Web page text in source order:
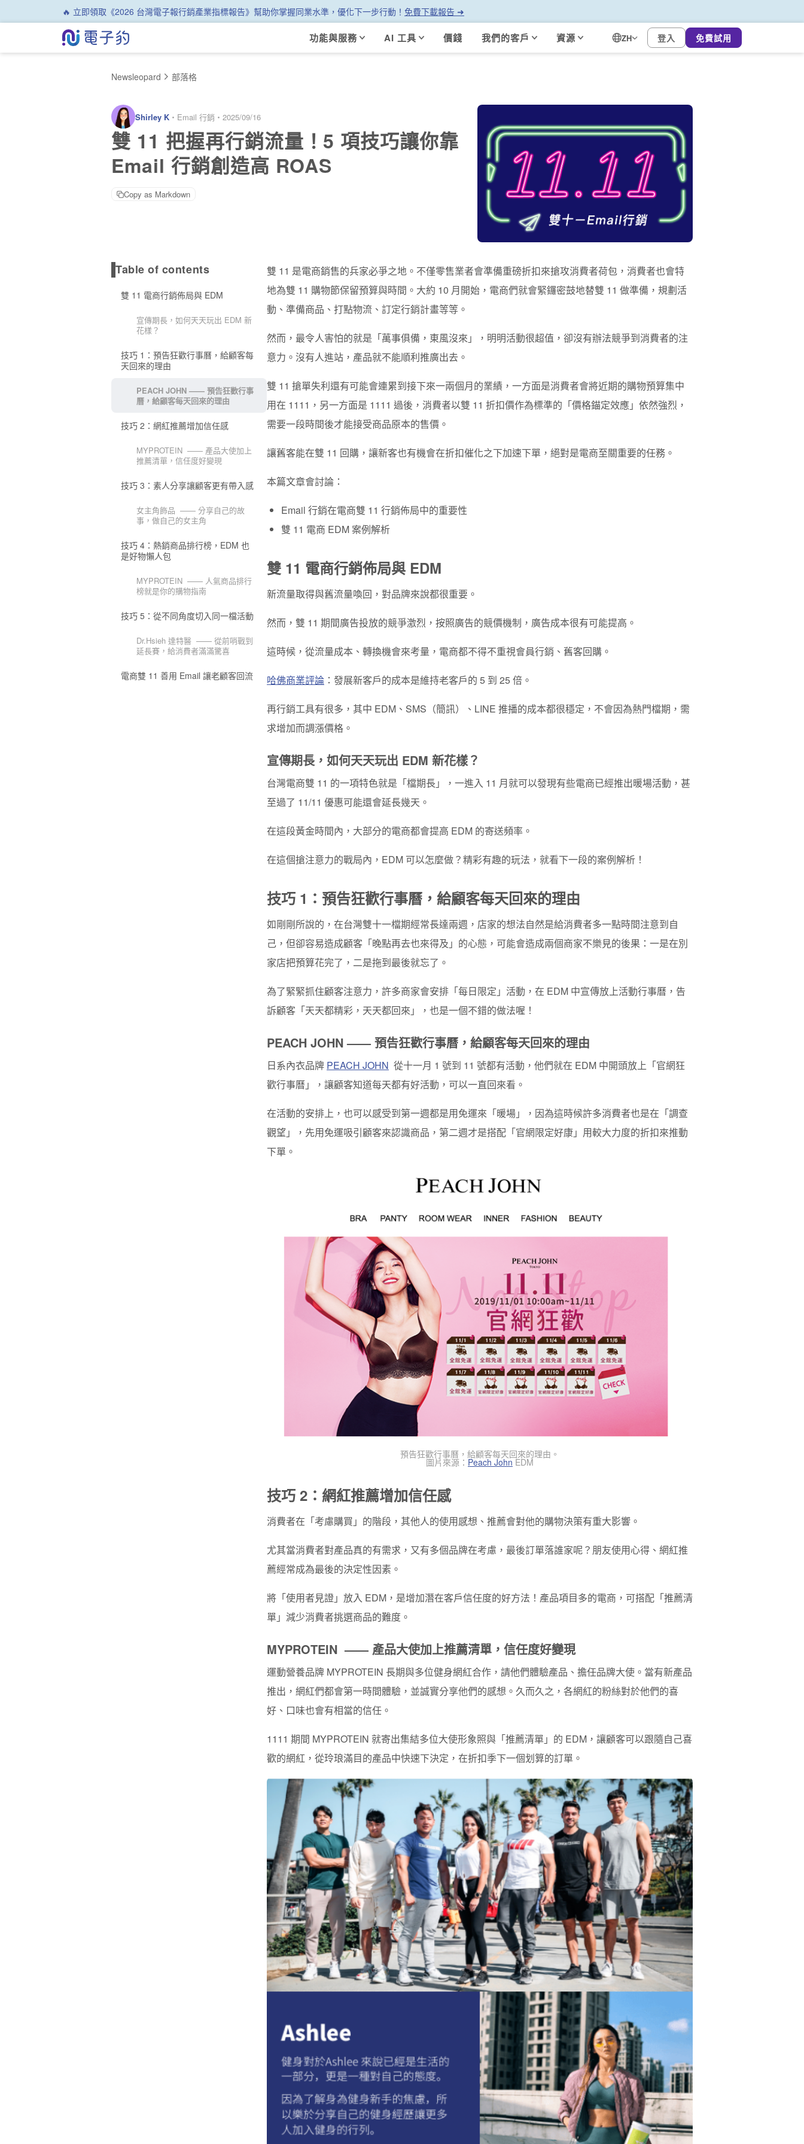
🔥 立即領取《2026 台灣電子報行銷產業指標報告》幫助你掌握同業水準，優化下一步行動！ 免費下載報告 ➜
功能與服務 AI 工具 價錢 我們的客戶 資源 ZH 登入 免費試用
Newsleopard 部落格
Shirley K ・ Email 行銷 ・ 2025/09/16
雙 11 把握再行銷流量！5 項技巧讓你靠
Email 行銷創造高 ROAS
Copy as Markdown
Table of contents
雙 11 電商行銷佈局與 EDM
宣傳期長，如何天天玩出 EDM 新
花樣？
技巧 1：預告狂歡行事曆，給顧客每
天回來的理由
PEACH JOHN —— 預告狂歡行事
曆，給顧客每天回來的理由
技巧 2：網紅推薦增加信任感
MYPROTEIN —— 產品大使加上
推薦清單，信任度好變現
技巧 3：素人分享讓顧客更有帶入感
女主角飾品 —— 分享自己的故
事，做自己的女主角
技巧 4：熱銷商品排行榜，EDM 也
是好物懶人包
MYPROTEIN —— 人氣商品排行
榜就是你的購物指南
技巧 5：從不同角度切入同一檔活動
Dr.Hsieh 達特醫 —— 從前哨戰到
延長賽，給消費者滿滿驚喜
電商雙 11 善用 Email 讓老顧客回流
雙 11 是電商銷售的兵家必爭之地。不僅零售業者會準備重磅折扣來搶攻消費者荷包，消費者也會特
地為雙 11 購物節保留預算與時間。大約 10 月開始，電商們就會緊鑼密鼓地替雙 11 做準備，規劃活
動、準備商品、打點物流、訂定行銷計畫等等。
然而，最令人害怕的就是「萬事俱備，東風沒來」，明明活動很超值，卻沒有辦法競爭到消費者的注
意力。沒有人進站，產品就不能順利推廣出去。
雙 11 搶單失利還有可能會連累到接下來一兩個月的業績，一方面是消費者會將近期的購物預算集中
用在 1111，另一方面是 1111 過後，消費者以雙 11 折扣價作為標準的「價格錨定效應」依然強烈，
需要一段時間後才能接受商品原本的售價。
讓舊客能在雙 11 回購，讓新客也有機會在折扣催化之下加速下單，絕對是電商至關重要的任務。
本篇文章會討論：
Email 行銷在電商雙 11 行銷佈局中的重要性
雙 11 電商 EDM 案例解析
雙 11 電商行銷佈局與 EDM
新流量取得與舊流量喚回，對品牌來說都很重要。
然而，雙 11 期間廣告投放的競爭激烈，按照廣告的競價機制，廣告成本很有可能提高。
這時候，從流量成本、轉換機會來考量，電商都不得不重視會員行銷、舊客回購。
哈佛商業評論 ：發展新客戶的成本是維持老客戶的 5 到 25 倍。
再行銷工具有很多，其中 EDM、SMS（簡訊）、LINE 推播的成本都很穩定，不會因為熱門檔期，需
求增加而調漲價格。
宣傳期長，如何天天玩出 EDM 新花樣？
台灣電商雙 11 的一項特色就是「檔期長」，一進入 11 月就可以發現有些電商已經推出暖場活動，甚
至過了 11/11 優惠可能還會延長幾天。
在這段黃金時間內，大部分的電商都會提高 EDM 的寄送頻率。
在這個搶注意力的戰局內，EDM 可以怎麼做？精彩有趣的玩法，就看下一段的案例解析！
技巧 1：預告狂歡行事曆，給顧客每天回來的理由
如剛剛所說的，在台灣雙十一檔期經常長達兩週，店家的想法自然是給消費者多一點時間注意到自
己，但卻容易造成顧客「晚點再去也來得及」的心態，可能會造成兩個商家不樂見的後果：一是在別
家店把預算花完了，二是拖到最後就忘了。
為了緊緊抓住顧客注意力，許多商家會安排「每日限定」活動，在 EDM 中宣傳放上活動行事曆，告
訴顧客「天天都精彩，天天都回來」，也是一個不錯的做法喔！
PEACH JOHN —— 預告狂歡行事曆，給顧客每天回來的理由
日系內衣品牌 PEACH JOHN 從十一月 1 號到 11 號都有活動，他們就在 EDM 中開頭放上「官網狂
歡行事曆」，讓顧客知道每天都有好活動，可以一直回來看。
在活動的安排上，也可以感受到第一週都是用免運來「暖場」，因為這時候許多消費者也是在「調查
觀望」，先用免運吸引顧客來認識商品，第二週才是搭配「官網限定好康」用較大力度的折扣來推動
下單。
預告狂歡行事曆，給顧客每天回來的理由。
圖片來源：Peach JohnEDM
技巧 2：網紅推薦增加信任感
消費者在「考慮購買」的階段，其他人的使用感想、推薦會對他的購物決策有重大影響。
尤其當消費者對產品真的有需求，又有多個品牌在考慮，最後訂單落誰家呢？朋友使用心得、網紅推
薦經常成為最後的決定性因素。
將「使用者見證」放入 EDM，是增加潛在客戶信任度的好方法！產品項目多的電商，可搭配「推薦清
單」減少消費者挑選商品的難度。
MYPROTEIN —— 產品大使加上推薦清單，信任度好變現
運動營養品牌 MYPROTEIN 長期與多位健身網紅合作，請他們體驗產品、擔任品牌大使。當有新產品
推出，網紅們都會第一時間體驗，並誠實分享他們的感想。久而久之，各網紅的粉絲對於他們的喜
好、口味也會有相當的信任。
1111 期間 MYPROTEIN 就寄出集結多位大使形象照與「推薦清單」的 EDM，讓顧客可以跟隨自己喜
歡的網紅，從玲琅滿目的產品中快速下決定，在折扣季下一個划算的訂單。